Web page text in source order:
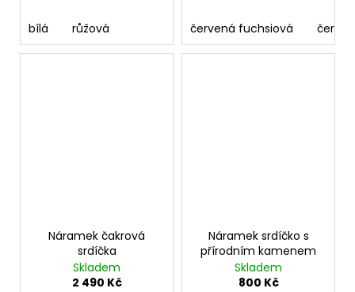
bílá růžová červená fuchsiová
Náramek čakrová
srdíčka
Skladem
2 490 Kč
Náramek srdíčko s
přírodním kamenem
Skladem
800 Kč